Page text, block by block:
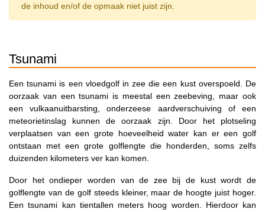
de inhoud en/of de opmaak niet juist zijn.
Tsunami
Een tsunami is een vloedgolf in zee die een kust overspoeld. De
oorzaak van een tsunami is meestal een zeebeving, maar ook
een vulkaanuitbarsting, onderzeese aardverschuiving of een
meteorietinslag kunnen de oorzaak zijn. Door het plotseling
verplaatsen van een grote hoeveelheid water kan er een golf
ontstaan met een grote golflengte die honderden, soms zelfs
duizenden kilometers ver kan komen.
Door het ondieper worden van de zee bij de kust wordt de
golflengte van de golf steeds kleiner, maar de hoogte juist hoger.
Een tsunami kan tientallen meters hoog worden. Hierdoor kan